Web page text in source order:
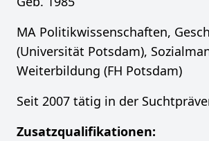
MA Politikwissenschaften,
(Universität Potsdam),
Weiterbildung (FH Potsdam)
Seit 2007 tätig in der
Zusatzqualifikationen: